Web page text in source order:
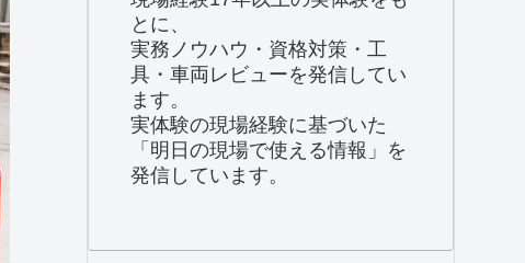
とに、
実務ノウハウ・資格対策・工
具・車両レビューを発信してい
ます。
実体験の現場経験に基づいた
「明日の現場で使える情報」を
発信しています。